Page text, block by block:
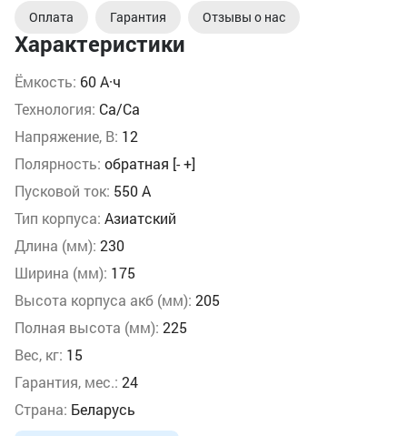
Характеристики
Ёмкость: 60 А·ч
Технология: Ca/Ca
Напряжение, В: 12
Полярность: обратная [- +]
Пусковой ток: 550 А
Тип корпуса: Азиатский
Длина (мм): 230
Ширина (мм): 175
Высота корпуса акб (мм): 205
Полная высота (мм): 225
Вес, кг: 15
Гарантия, мес.: 24
Страна: Беларусь
Оплата Гарантия Отзывы о нас